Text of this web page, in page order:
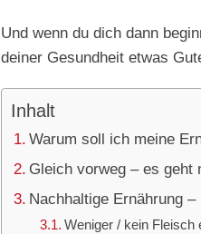
Und wenn du dich dann
deiner Gesundheit etwas
Inhalt
Warum soll ich meine
Gleich vorweg – es geht
Nachhaltige Ernährung
Weniger / kein Fleisch